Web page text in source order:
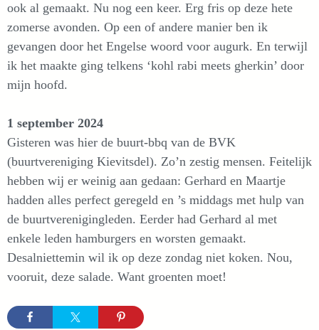
ook al gemaakt. Nu nog een keer. Erg fris op deze hete
zomerse avonden. Op een of andere manier ben ik
gevangen door het Engelse woord voor augurk. En terwijl
ik het maakte ging telkens ‘kohl rabi meets gherkin’ door
mijn hoofd.
1 september 2024
Gisteren was hier de buurt-bbq van de BVK
(buurtvereniging Kievitsdel). Zo’n zestig mensen. Feitelijk
hebben wij er weinig aan gedaan: Gerhard en Maartje
hadden alles perfect geregeld en ’s middags met hulp van
de buurtverenigingleden. Eerder had Gerhard al met
enkele leden hamburgers en worsten gemaakt.
Desalniettemin wil ik op deze zondag niet koken. Nou,
vooruit, deze salade. Want groenten moet!